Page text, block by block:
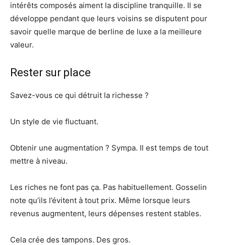
intérêts composés aiment la discipline tranquille. Il se
développe pendant que leurs voisins se disputent pour
savoir quelle marque de berline de luxe a la meilleure
valeur.
Rester sur place
Savez-vous ce qui détruit la richesse ?
Un style de vie fluctuant.
Obtenir une augmentation ? Sympa. Il est temps de tout
mettre à niveau.
Les riches ne font pas ça. Pas habituellement. Gosselin
note qu’ils l’évitent à tout prix. Même lorsque leurs
revenus augmentent, leurs dépenses restent stables.
Cela crée des tampons. Des gros.